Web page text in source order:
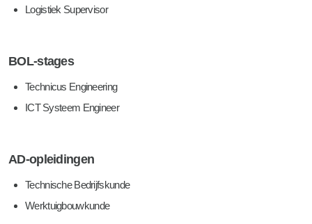
Logistiek Supervisor
BOL-stages
Technicus Engineering
ICT Systeem Engineer
AD-opleidingen
Technische Bedrijfskunde
Werktuigbouwkunde